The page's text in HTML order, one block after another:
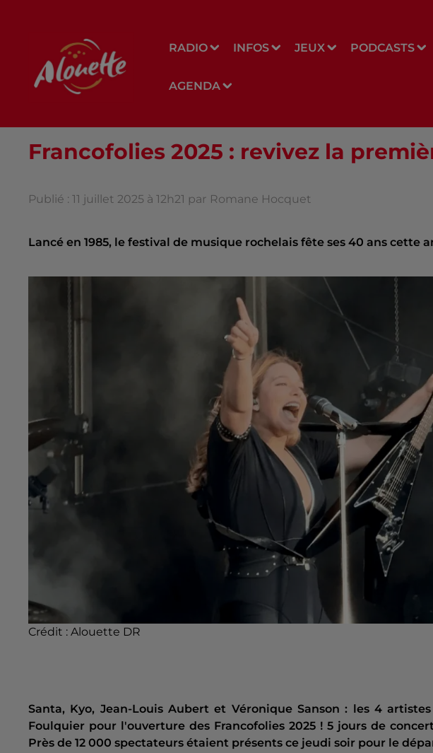
RADIO INFOS JEUX PODCASTS
AGENDA
Francofolies 2025 : revivez la
Publié : 11 juillet 2025 à 12h21 par Romane Hocquet
Lancé en 1985, le festival de musique rochelais fête ses 40 ans cette
Crédit : Alouette DR
Santa, Kyo, Jean-Louis Aubert et Véronique Sanson : les 4
Foulquier pour l'ouverture des Francofolies 2025 ! 5 jours de
Près de 12 000 spectateurs étaient présents ce jeudi soir pour le